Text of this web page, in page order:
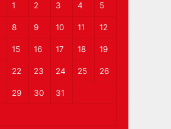
1 2 3 4 5
8 9 10 11 12
15 16 17 18 19
22 23 24 25 26
29 30 31